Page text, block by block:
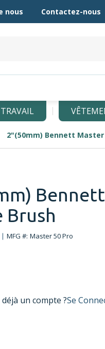
nous Contactez-nous
2"(50mm) Bennett
Brush
MFG #: Master 50 Pro
un compte ?Se